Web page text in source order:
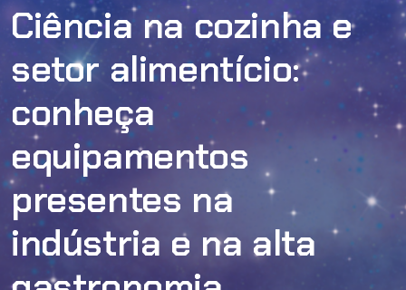
Ciência na cozinha e
setor alimentício:
conheça
equipamentos
presentes na
indústria e na alta